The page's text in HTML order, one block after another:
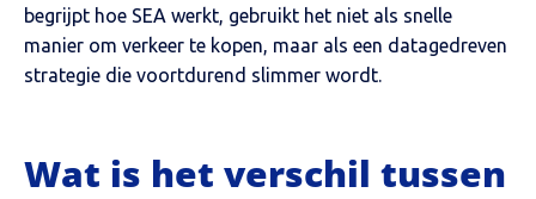
begrijpt hoe SEA werkt, gebruikt het niet als snelle
manier om verkeer te kopen, maar als een datagedreven
strategie die voortdurend slimmer wordt.
Wat is het verschil tussen